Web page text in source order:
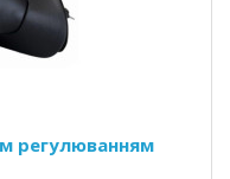
регулюванням